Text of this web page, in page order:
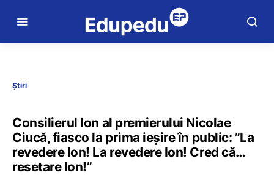
Știri
Consilierul Ion al premierului Nicolae
Ciucă, fiasco la prima ieşire în public: ”La
revedere Ion! La revedere Ion! Cred că…
resetare Ion!”